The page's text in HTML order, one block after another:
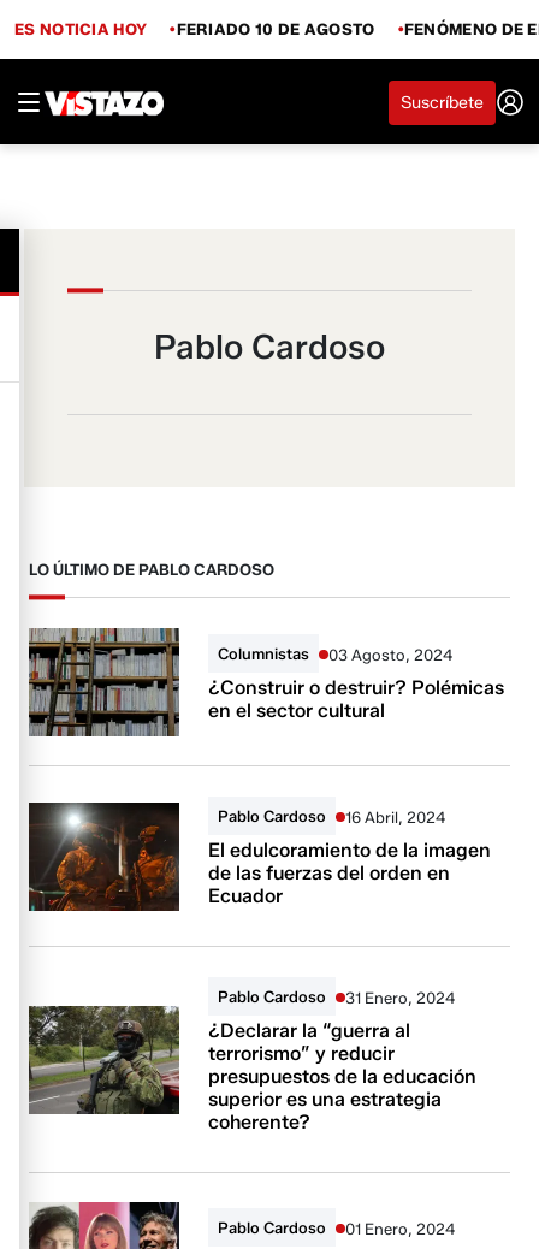
ES NOTICIA HOY FERIADO 10 DE AGOSTO FENÓMENO DE
Suscríbete
Pablo Cardoso
LO ÚLTIMO DE PABLO CARDOSO
Columnistas 03 Agosto, 2024
¿Construir o destruir? Polémicas
en el sector cultural
Pablo Cardoso 16 Abril, 2024
El edulcoramiento de la imagen
de las fuerzas del orden en
Ecuador
Pablo Cardoso 31 Enero, 2024
¿Declarar la “guerra al
terrorismo” y reducir
presupuestos de la educación
superior es una estrategia
coherente?
Pablo Cardoso 01 Enero, 2024